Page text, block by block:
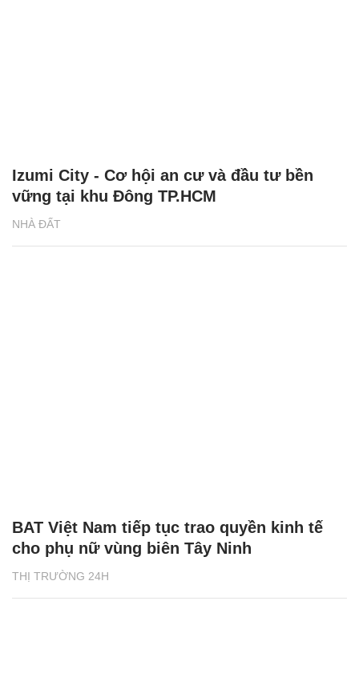
NHÀ ĐẤT
Izumi City - Cơ hội an cư và đầu tư bền
vững tại khu Đông TP.HCM
THỊ TRƯỜNG 24H
BAT Việt Nam tiếp tục trao quyền kinh tế
cho phụ nữ vùng biên Tây Ninh